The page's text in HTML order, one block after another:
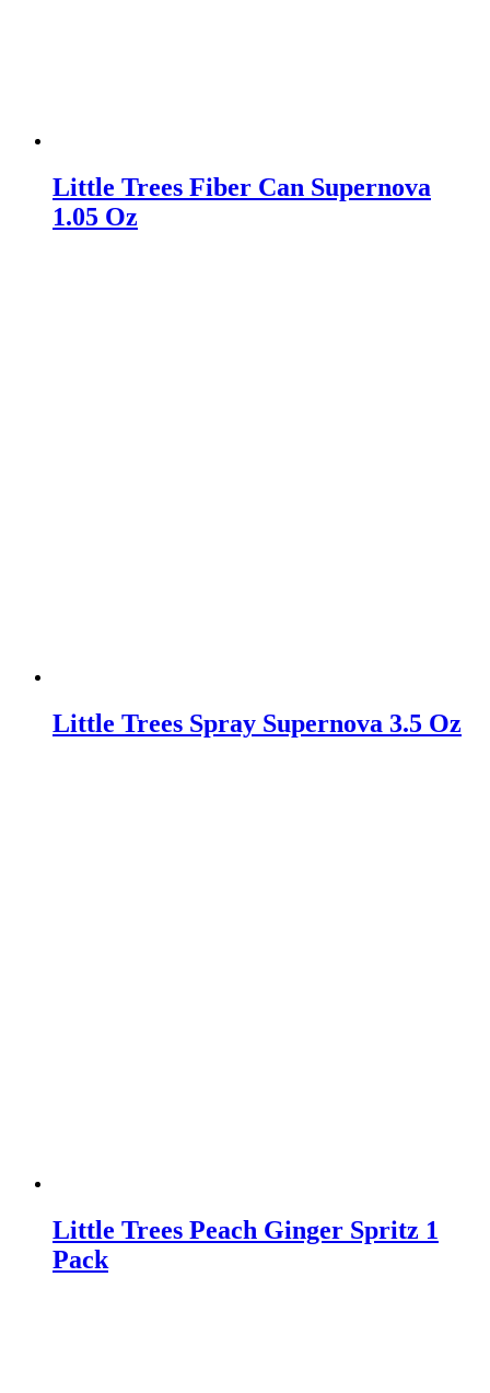
Little Trees Fiber Can Supernova
1.05 Oz
Little Trees Spray Supernova 3.5 Oz
Little Trees Peach Ginger Spritz 1
Pack